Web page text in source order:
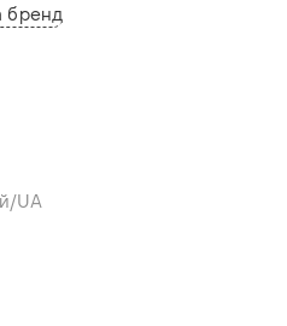
бренд
UA